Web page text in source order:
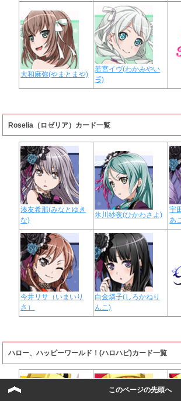
大和麻弥(やまとまや)
若宮イヴ(わかみやい
ゔ)
Roselia（ロゼリア）カード一覧
湊友希那(みなとゆき
な)
氷川紗夜(ひかわさよ)
宇
あ
今井リサ（いまいり
さ）
白金燐子(しろかねり
んこ)
ハロー、ハッピーワールド！(ハロハピ)カード一覧
このページの先頭へ